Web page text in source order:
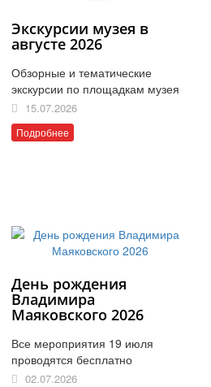
Экскурсии музея в
августе 2026
Обзорные и тематические
экскурсии по площадкам музея
15.07.2026
Подробнее
День рождения
Владимира
Маяковского 2026
Все мероприятия 19 июля
проводятся бесплатно
02.07.2026